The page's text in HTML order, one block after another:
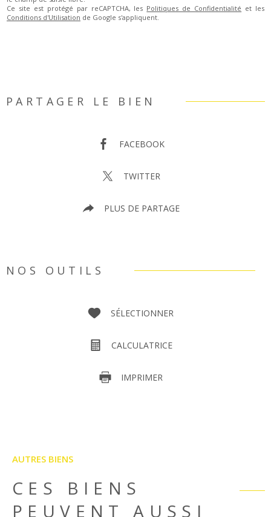
Ce site est protégé par reCAPTCHA, les Politiques de Confidentialité et les
Conditions d'Utilisation de Google s'appliquent.
PARTAGER LE BIEN
FACEBOOK
TWITTER
PLUS DE PARTAGE
NOS OUTILS
SÉLECTIONNER
CALCULATRICE
IMPRIMER
AUTRES BIENS
CES BIENS
PEUVENT AUSSI